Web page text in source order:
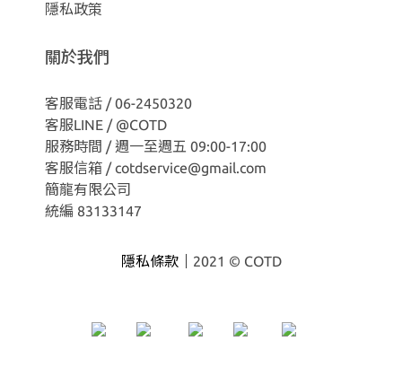
隱私政策
關於我們
客服電話 / 06-2450320
客服LINE /@COTD
服務時間 / 週一至週五 09:00-17:00
客服信箱 / cotdservice@gmail.com
簡龍有限公司
統編 83133147
隱私條款｜ 2021 © COTD